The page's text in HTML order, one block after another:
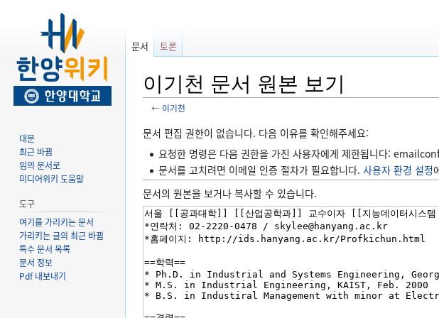
이기천 문서 원본 보기
← 이기천
둘
기
로
가
기
검
러
가
기
문서 편집 권한이 없습니다. 다음 이유를 확인해주세요:
요청한 명령은 다음 권한을 가진 사용자에게 제한됩니다:
문서를 고치려면 이메일 인증 절차가 필요합니다.사용자 환경 설정
문서의 원본을 보거나 복사할 수 있습니다.
문서 토론
대문
최근 바뀜
임의 문서로
미디어위키 도움말
도구
여기를 가리키는 문서
가리키는 글의 최근 바뀜
특수 문서 목록
문서 정보
Pdf 내보내기